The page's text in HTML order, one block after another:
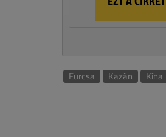
Furcsa Kazán Kína